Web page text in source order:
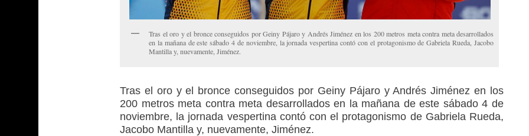
Tras el oro y el bronce conseguidos por Geiny Pájaro y Andrés Jiménez en los 200 metros meta contra meta desarrollados
en la mañana de este sábado 4 de noviembre, la jornada vespertina contó con el protagonismo de Gabriela Rueda, Jacobo
Mantilla y, nuevamente, Jiménez.
Tras el oro y el bronce conseguidos por Geiny Pájaro y Andrés Jiménez en los
200 metros meta contra meta desarrollados en la mañana de este sábado 4 de
noviembre, la jornada vespertina contó con el protagonismo de Gabriela Rueda,
Jacobo Mantilla y, nuevamente, Jiménez.